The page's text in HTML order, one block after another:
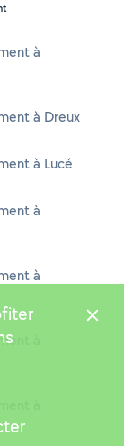
à
à Dreux
à Lucé
à
à
à
à